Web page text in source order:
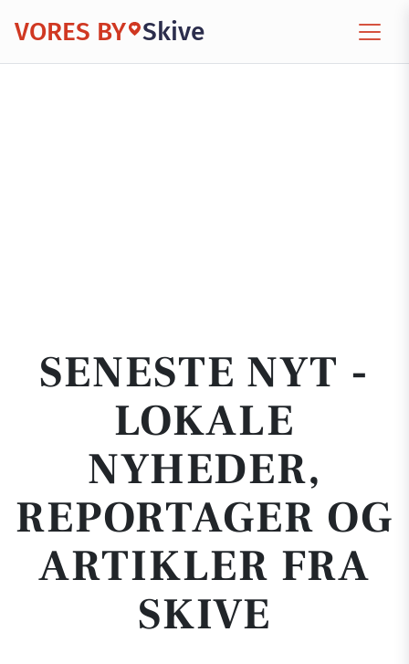
VORES BY Skive
SENESTE NYT -
LOKALE
NYHEDER,
REPORTAGER OG
ARTIKLER FRA
SKIVE